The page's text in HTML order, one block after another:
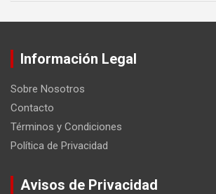
Información Legal
Sobre Nosotros
Contacto
Términos y Condiciones
Política de Privacidad
Avisos de Privacidad